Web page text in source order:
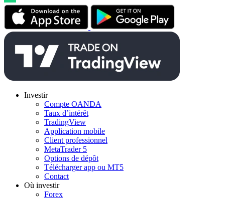
Investir
Compte OANDA
Taux d’intérêt
TradingView
Application mobile
Client professionnel
MetaTrader 5
Options de dépôt
Télécharger app ou MT5
Contact
Où investir
Forex